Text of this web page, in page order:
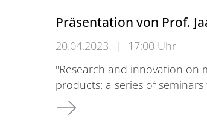
Präsentation von Prof.
20.04.2023 |
17:00 Uhr
"Research and innovation on
products: a series of
Präsentation von Prof. Jaan-